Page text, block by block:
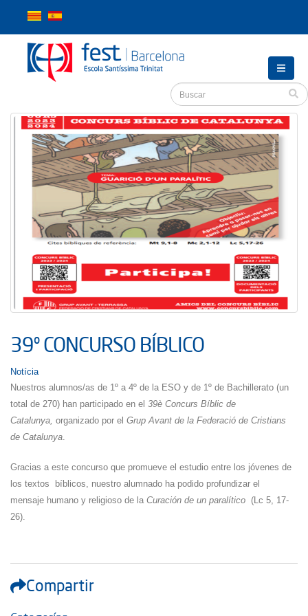
Inicio
39º CONCURSO BÍBLICO
Notícia
Nuestros alumnos/as de 1º a 4º de la ESO y de 1º de Bachillerato (un
total de 270) han participado en el 39è Concurs Bíblic de
Catalunya, organizado por el Grup Avant de la Federació de Cristians
de Catalunya.
Gracias a este concurso que promueve el estudio entre los jóvenes de
los textos bíblicos, nuestro alumnado ha podido profundizar el
mensaje humano y religioso de la Curación de un paralítico (Lc 5, 17-
26).
Compartir